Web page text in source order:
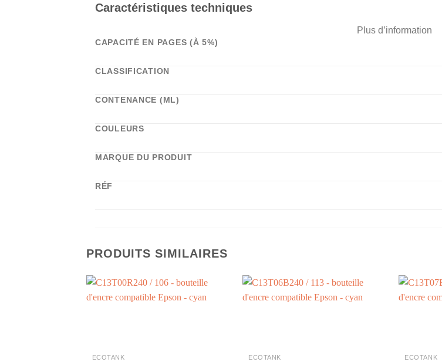
Caractéristiques techniques
Plus d’information
CAPACITÉ EN PAGES (À 5%)
CLASSIFICATION
CONTENANCE (ML)
COULEURS
MARQUE DU PRODUIT
RÉF
PRODUITS SIMILAIRES
ECOTANK ECOTANK ECOTANK